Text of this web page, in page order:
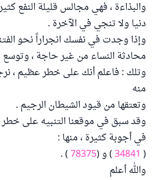
والبذاءة ، فهي مجالس قليلة النفع
دنيا ولا تنجي في الآخرة .
وإذا وجدت في نفسك انجراراً نحو
محادثة النساء من غير حاجة ،
وتلك : فاعلم أنك على خطر عظيم ،
منه
وتعتقها من قيود الشيطان الرجيم .
وقد سبق في موقعنا التنبيه على
في أجوبة كثيرة ، منها :
(
34841) و (78375
) .
والله أعلم